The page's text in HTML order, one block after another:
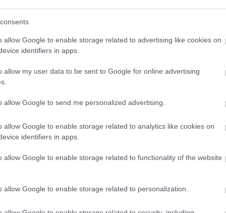
allow Google to enable storage related to advertising like cookies on
identifiers in apps.
allow my user data to be sent to Google for online advertising
allow Google to send me personalized advertising.
allow Google to enable storage related to analytics like cookies on
identifiers in apps.
allow Google to enable storage related to functionality of the website
allow Google to enable storage related to personalization.
de Lalande Pauillac 2009
sauvignon, 20% merlot és 5% petit verdot.
cseresznyével és mellé fekete bogyósokkal. A
Egy újabb 2009-es, ami nem hömpölyög, csak
ő megmarad a ribizlis vonalon, alig-alig érezni
tényleg pinot noirral lenne dolgunk, félelmetes. A
A lecsengés remek, a fás hatás a másik Pichon-
7 pont, talán több is. RP 95, JR 17, WS 95-98.
Cru Classé A osztály főszereplője, a 2012-ben
már négyen tartoznak ebbe a kategóriába. 55%
meg, 2008 nem túl erős évjárat. Igaz, a
válogatják a szőlőt, hogy a legkomolyabb
(